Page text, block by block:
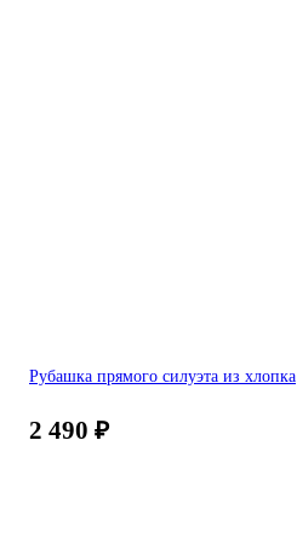
Рубашка прямого силуэта из хлопка
2 490 ₽